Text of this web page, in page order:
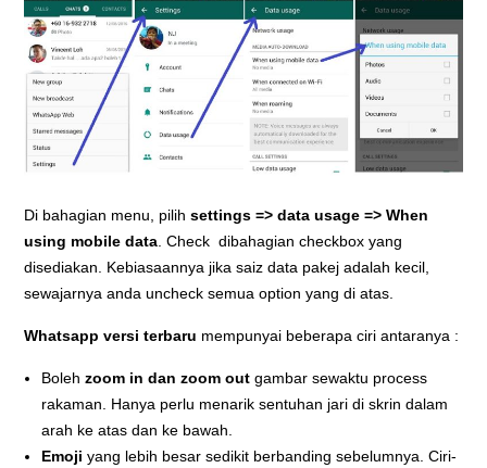
Di bahagian menu, pilihsettings => data usage => When
using mobile data. Check dibahagian checkbox yang
disediakan. Kebiasaannya jika saiz data pakej adalah kecil,
sewajarnya anda uncheck semua option yang di atas.
Whatsapp versi terbaru mempunyai beberapa ciri antaranya :
Bolehzoom in dan zoom out gambar sewaktu process
rakaman. Hanya perlu menarik sentuhan jari di skrin dalam
arah ke atas dan ke bawah.
Emoji yang lebih besar sedikit berbanding sebelumnya. Ciri-